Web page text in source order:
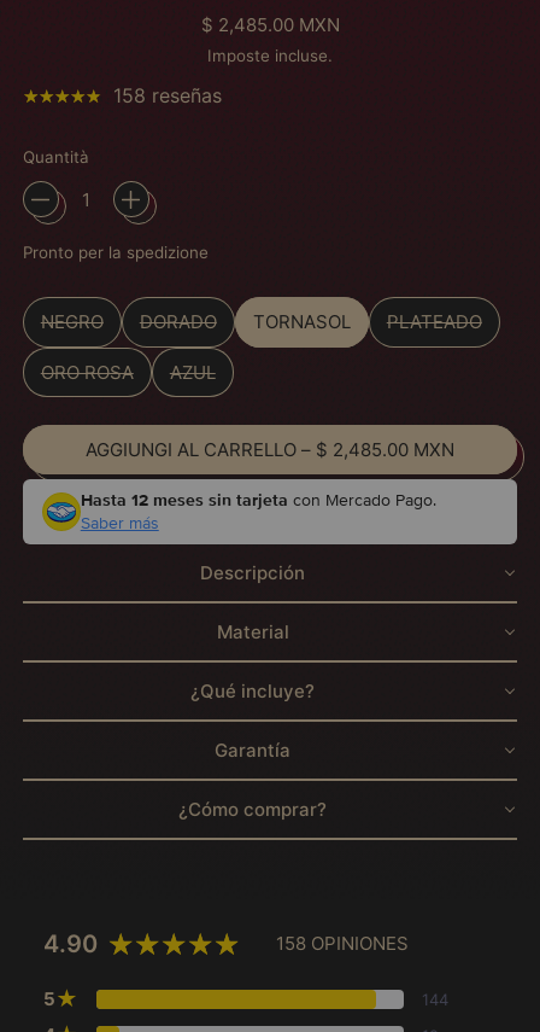
Prezzo normale
$ 2,485.00 MXN
Imposte incluse.
158 reseñas
Quantità
Pronto per la spedizione
Color
NEGRO DORADO TORNASOL PLATEADO
ORO ROSA AZUL
AGGIUNGI AL CARRELLO – $ 2,485.00 MXN
Hasta 12 meses sin tarjeta con Mercado Pago.
Saber más
Descripción
Material
¿Qué incluye?
Garantía
¿Cómo comprar?
4.90 158 OPINIONES
5★ 144